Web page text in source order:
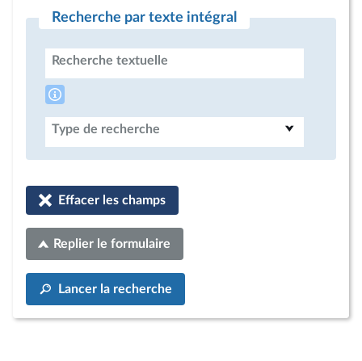
Recherche par texte intégral
Recherche textuelle
Type de recherche
Effacer les champs
Replier le formulaire
Lancer la recherche